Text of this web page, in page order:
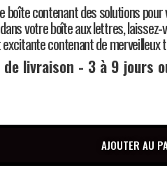
boîte contenant des solutions
votre boîte aux lettres,
excitante contenant de merveilleux
de livraison - 3 à 9 jours
AJOUTER AU